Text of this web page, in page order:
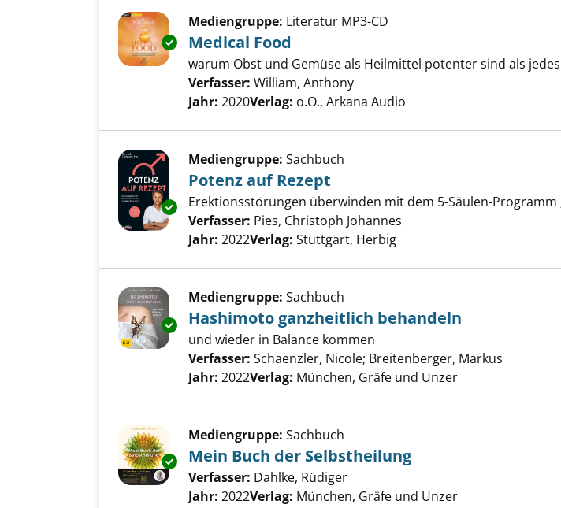
Exemplar-Details von Medical Food anzeigen
Mediengruppe: Literatur MP3-CD
Medical Food
warum Obst und Gemüse als Heilmittel potenter sind als
Verfasser: William, Anthony
Jahr: 2020Verlag: o.O., Arkana Audio
Exemplar-Details von Potenz auf Rezept anzeigen
Mediengruppe: Sachbuch
Potenz auf Rezept
Erektionsstörungen überwinden mit dem 5-Säulen-
Verfasser: Pies, Christoph Johannes
Jahr: 2022Verlag: Stuttgart, Herbig
Exemplar-Details von Hashimoto ganzheitlich behandeln anzeigen
Mediengruppe: Sachbuch
Hashimoto ganzheitlich behandeln
und wieder in Balance kommen
Verfasser: Schaenzler, Nicole; Breitenberger, Markus
Jahr: 2022Verlag: München, Gräfe und Unzer
Exemplar-Details von Mein Buch der Selbstheilung anzeigen
Mediengruppe: Sachbuch
Mein Buch der Selbstheilung
Verfasser: Dahlke, Rüdiger
Jahr: 2022Verlag: München, Gräfe und Unzer